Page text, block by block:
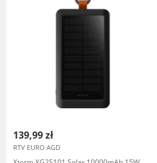
139,99 zł
RTV EURO AGD